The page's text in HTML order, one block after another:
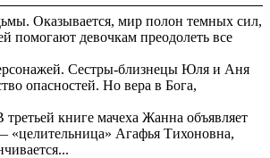
Оказывается, мир полон темных сил,
помогают девочкам преодолеть все
Сестры-близнецы Юля и Аня
опасностей. Но вера в Бога,
книге мачеха Жанна объявляет
«целительница» Агафья Тихоновна,